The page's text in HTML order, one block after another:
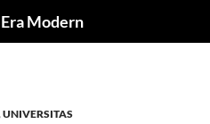
Modern
UNIVERSITAS